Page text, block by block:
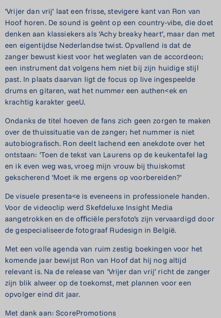
‘Vrijer dan vrij’ laat een frisse, stevigere kant van Ron van
Hoof horen. De sound is geënt op een country-vibe, die doet
denken aan klassiekers als ‘Achy breaky heart’, maar dan met
een eigentijdse Nederlandse twist. Opvallend is dat de
zanger bewust kiest voor het weglaten van de accordeon;
een instrument dat volgens hem niet bij zijn huidige stijl
past. In plaats daarvan ligt de focus op live ingespeelde
drums en gitaren, wat het nummer een authen<ek en
krachtig karakter geeU.
Ondanks de titel hoeven de fans zich geen zorgen te maken
over de thuissituatie van de zanger; het nummer is niet
autobiograﬁsch. Ron deelt lachend een anekdote over het
ontstaan: ‘Toen de tekst van Laurens op de keukentafel lag
en ik even weg was, vroeg mijn vrouw bij thuiskomst
gekscherend ‘Moet ik me ergens op voorbereiden?’
De visuele presenta<e is eveneens in professionele handen.
Voor de videoclip werd Skefdeluxe Insight Media
aangetrokken en de oﬃciële persfoto’s zijn vervaardigd door
de gespecialiseerde fotograaf Rudesign in België.
Met een volle agenda van ruim zestig boekingen voor het
komende jaar bewijst Ron van Hoof dat hij nog altijd
relevant is. Na de release van ‘Vrijer dan vrij’ richt de zanger
zijn blik alweer op de toekomst, met plannen voor een
opvolger eind dit jaar.
Met dank aan: ScorePromotions